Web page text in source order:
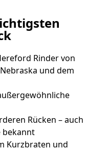
Rinder von
und dem
Rücken – auch
bekannt
Kurzbraten und